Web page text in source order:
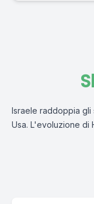
Israele raddoppia
Usa. L'evoluzione di